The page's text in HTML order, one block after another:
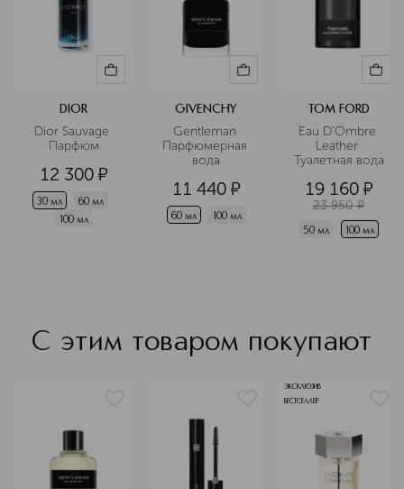
DIOR
Dior Sauvage
Парфюм
12 300 ¤
30 мл
60 мл
100 мл
GIVENCHY
Gentleman
Парфюмерная
вода
11 440 ¤
60 мл 100 мл
TOM FORD
Eau D'Ombre
Leather
Туалетная вода
19 160 ¤
23 950 ¤
50 мл 100 мл
С этим товаром покупают
ЭКСКЛЮЗИВ
БЕСТСЕЛЛЕР